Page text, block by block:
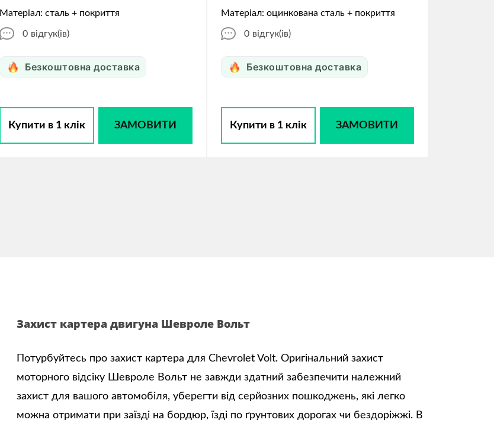
Матеріал: сталь + покриття
0 відгук(ів)
Безкоштовна доставка
Купити в 1 клік ЗАМОВИТИ
Матеріал: оцинкована сталь + покриття
0 відгук(ів)
Безкоштовна доставка
Купити в 1 клік ЗАМОВИТИ
Захист картера двигуна Шевроле Вольт
Потурбуйтесь про захист картера для Chevrolet Volt. Оригінальний захист
моторного відсіку Шевроле Вольт не завжди здатний забезпечити належний
захист для вашого автомобіля, уберегти від серйозних пошкоджень, які легко
можна отримати при заїзді на бордюр, їзді по ґрунтових дорогах чи бездоріжжі. В